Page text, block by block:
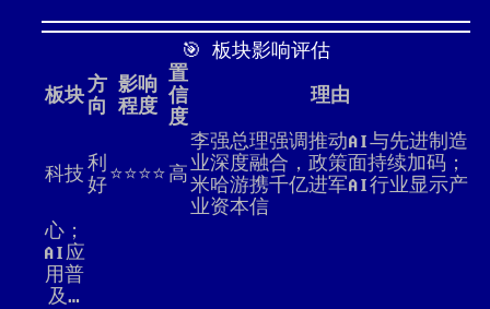
🎯 板块影响评估
板块方
向
影响
程度
置
信
度
理由
科技 利
好⭐⭐⭐⭐ 高
李强总理强调推动AI与先进制造
业深度融合，政策面持续加码；
米哈游携千亿进军AI行业显示产
业资本信
心；
AI应
用普
及…